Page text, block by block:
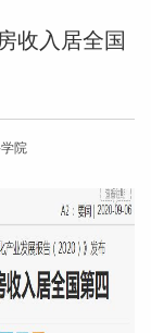
收入居全国
院